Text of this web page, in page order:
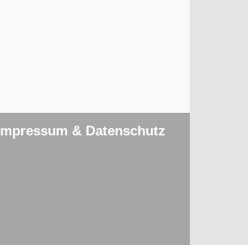
Impressum & Datenschutz